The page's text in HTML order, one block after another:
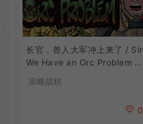
长官，兽人大军冲上来了 / Sir
We Have an Orc Problem 增
策略战棋
0